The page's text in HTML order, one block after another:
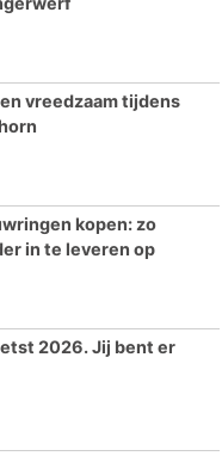
vreedzaam tijdens
kopen: zo
in te leveren op
2026. Jij bent er